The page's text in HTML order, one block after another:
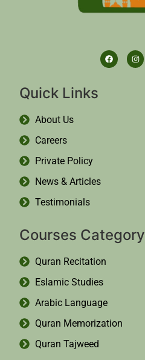
Quick Links
About Us
Careers
Private Policy
News & Articles
Testimonials
Courses Category
Quran Recitation
Eslamic Studies
Arabic Language
Quran Memorization
Quran Tajweed